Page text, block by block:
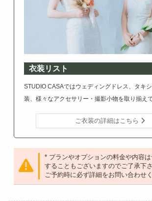
衣装リスト
STUDIO CASAではウェディングドレス、タキ
装、様々なアクセサリー・撮影小物を取り揃え
ご衣装の詳細はこちら
* プランやオプションの料金や内容
することもございますのでご了承下さ
ご予約時に必ず詳細をお問い合わせく